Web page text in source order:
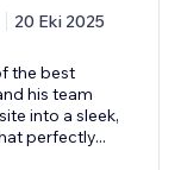
20 Eki 2025
the best
his team
into a sleek,
perfectly...